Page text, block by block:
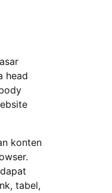
head
konten
tabel,